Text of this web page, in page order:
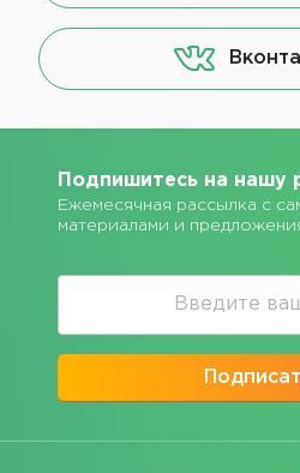
Подпишитесь на нашу
Ежемесячная рассылка с
материалами и